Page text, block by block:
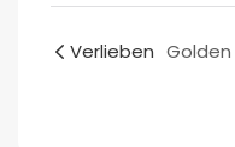
Verlieben Golden